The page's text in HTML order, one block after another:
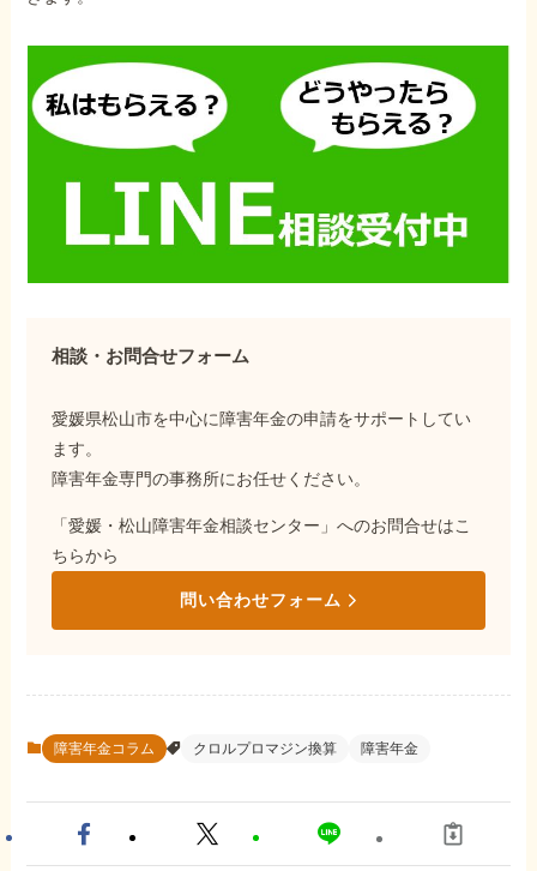
相談・お問合せフォーム
愛媛県松山市を中心に障害年金の申請をサポートしてい
ます。
障害年金専門の事務所にお任せください。
「愛媛・松山障害年金相談センター」へのお問合せはこ
ちらから
問い合わせフォーム
障害年金コラム クロルプロマジン換算 障害年金